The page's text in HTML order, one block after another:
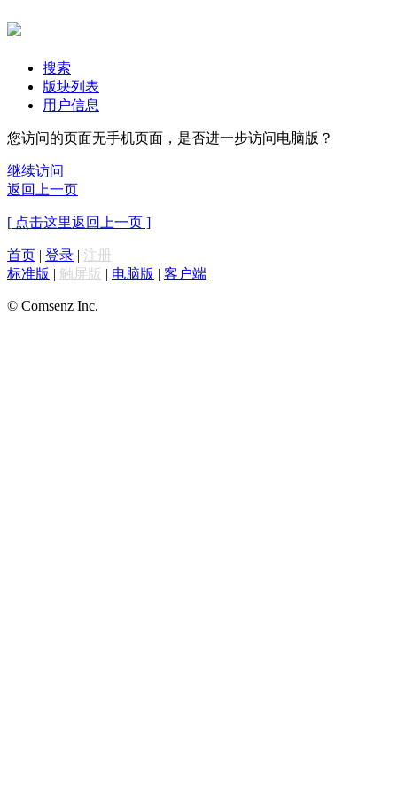
搜索
版块列表
用户信息
您访问的页面无手机页面，是否进一步访问电脑版？
继续访问
返回上一页
[ 点击这里返回上一页 ]
首页 | 登录 | 注册
标准版 | 触屏版 | 电脑版 | 客户端
© Comsenz Inc.